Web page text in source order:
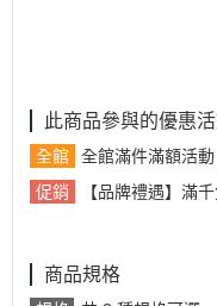
此商品參與的優惠
全館
全館滿件滿額活
促銷
【品牌禮遇】滿
商品規格